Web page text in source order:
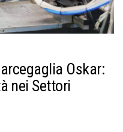
Oskar:
nei Settori